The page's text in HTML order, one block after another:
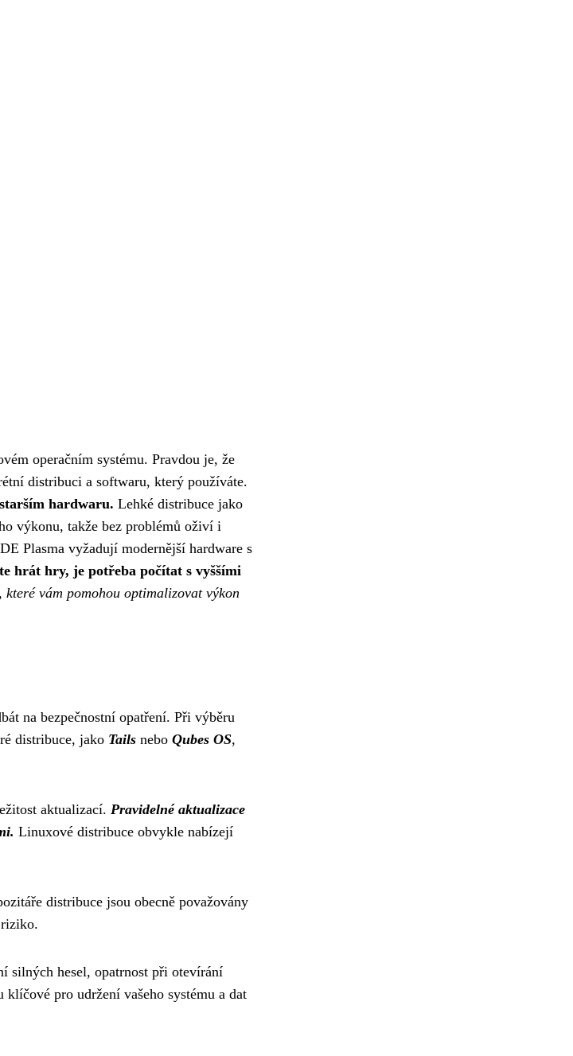
operačním systému. Pravdou je, že
distribuci a softwaru, který používáte.
hardwaru. Lehké distribuce jako
výkonu, takže bez problémů oživí i
Plasma vyžadují modernější hardware s
hrát hry, je potřeba počítat s vyššími
vám pomohou optimalizovat výkon
na bezpečnostní opatření. Při výběru
distribuce, jako Tails nebo Qubes OS,
aktualizací. Pravidelné aktualizace
Linuxové distribuce obvykle nabízejí
distribuce jsou obecně považovány
riziko.
silných hesel, opatrnost při otevírání
pro udržení vašeho systému a dat